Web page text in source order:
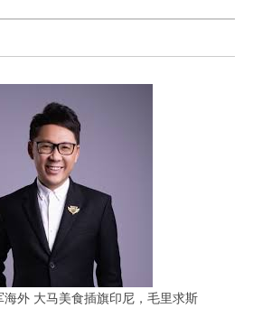
外 大马美食插旗印尼，毛里求斯